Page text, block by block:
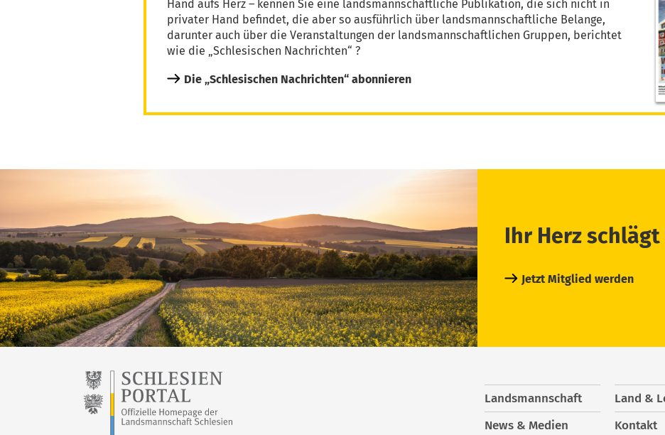
Hand aufs Herz – kennen Sie eine landsmannschaftliche Publikation, die sich nicht in
privater Hand befindet, die aber so ausführlich über landsmannschaftliche Belange,
darunter auch über die Veranstaltungen der landsmannschaftlichen Gruppen, berichtet
wie die „Schlesischen Nachrichten“ ?
Die „Schlesischen Nachrichten“ abonnieren
Ihr Herz
Jetzt Mitglied werden
Landsmannschaft Land &
News & Medien
Kontakt